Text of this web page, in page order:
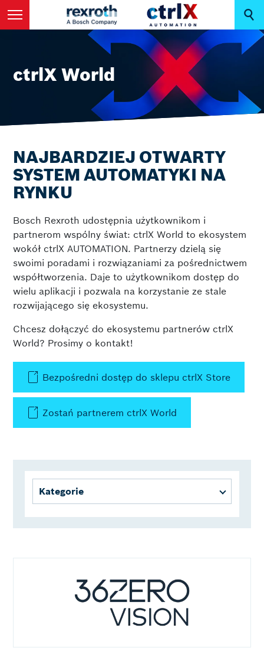
ctrlX World
NAJBARDZIEJ OTWARTY
SYSTEM AUTOMATYKI NA
RYNKU
Bosch Rexroth udostępnia użytkownikom i
partnerom wspólny świat: ctrlX World to ekosystem
wokół ctrlX AUTOMATION. Partnerzy dzielą się
swoimi poradami i rozwiązaniami za pośrednictwem
współtworzenia. Daje to użytkownikom dostęp do
wielu aplikacji i pozwala na korzystanie ze stale
rozwijającego się ekosystemu.
Chcesz dołączyć do ekosystemu partnerów ctrlX
World? Prosimy o kontakt!
Bezpośredni dostęp do sklepu ctrlX Store
Zostań partnerem ctrlX World
Kategorie
Communication
Engineering